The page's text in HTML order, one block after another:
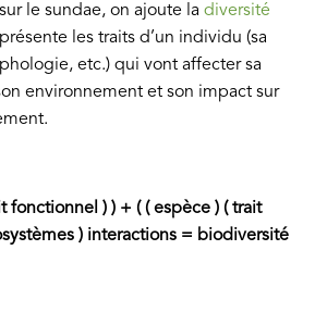
le sundae, on ajoute la diversité
les traits d’un individu (sa
etc.) qui vont affecter sa
environnement et son impact sur
fonctionnel ) ) + ( ( espèce ) ( trait
) interactions = biodiversité